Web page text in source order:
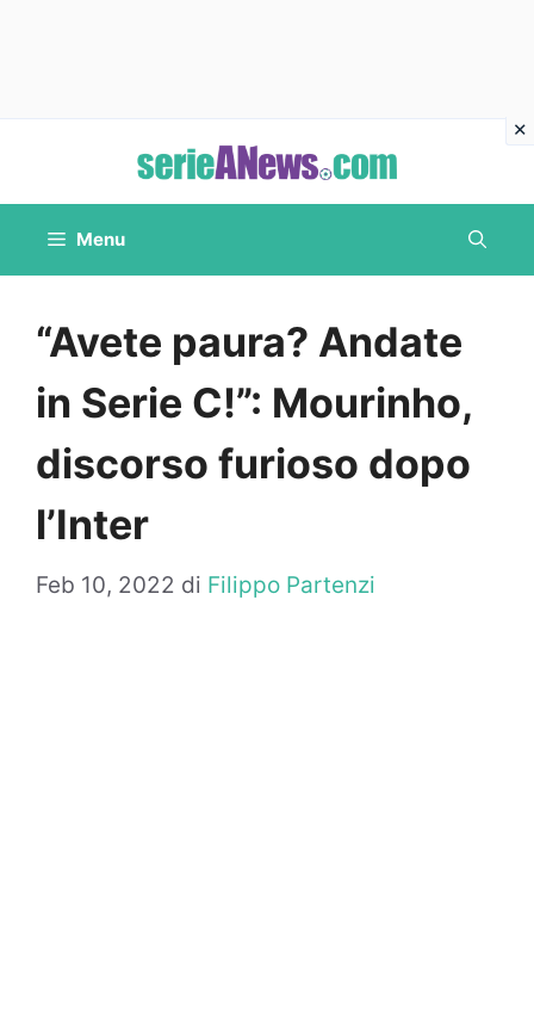
contenuto
Menu
“Avete paura? Andate
in Serie C!”: Mourinho,
discorso furioso dopo
l’Inter
Feb 10, 2022 di Filippo Partenzi